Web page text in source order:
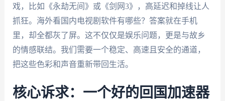
戏，比如《永劫无间》或《剑网3》，高延迟和掉线让人
抓狂。海外看国内电视剧软件有哪些？答案就在手机
里，却全都灰了屏。这不仅仅是娱乐问题，更是与故乡
的情感联结。我们需要一个稳定、高速且安全的通道，
把这些色彩和声音重新带回生活。
核心诉求：一个好的回国加速器